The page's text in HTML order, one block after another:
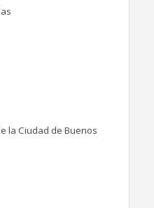
la Ciudad de Buenos